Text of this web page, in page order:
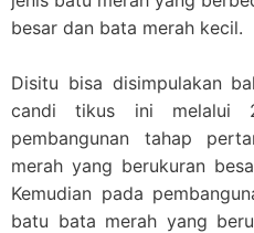
besar dan bata merah kecil.
Disitu bisa disimpulakan
candi tikus ini melalui
pembangunan tahap
merah yang berukuran
Kemudian pada
batu bata merah yang